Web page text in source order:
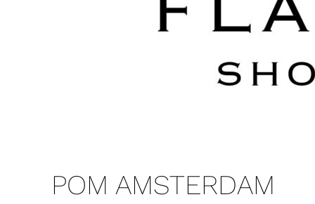
POM AMSTERDAM